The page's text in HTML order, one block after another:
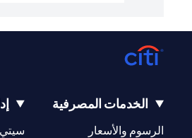
الخدمات المصرفية
الرسوم والأسعار